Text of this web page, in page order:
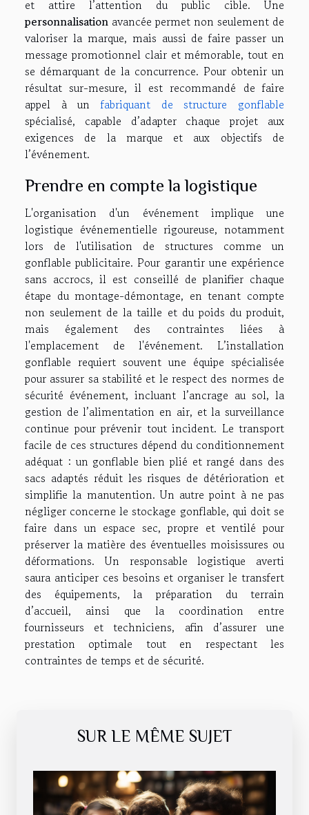
et attire l’attention du public cible. Une
personnalisation avancée permet non seulement de
valoriser la marque, mais aussi de faire passer un
message promotionnel clair et mémorable, tout en
se démarquant de la concurrence. Pour obtenir un
résultat sur-mesure, il est recommandé de faire
appel à unfabriquant de structure gonflable
spécialisé, capable d’adapter chaque projet aux
exigences de la marque et aux objectifs de
l’événement.
Prendre en compte la logistique
L'organisation d'un événement implique une
logistique événementielle rigoureuse, notamment
lors de l'utilisation de structures comme un
gonflable publicitaire. Pour garantir une expérience
sans accrocs, il est conseillé de planifier chaque
étape du montage-démontage, en tenant compte
non seulement de la taille et du poids du produit,
mais également des contraintes liées à
l'emplacement de l'événement. L’installation
gonflable requiert souvent une équipe spécialisée
pour assurer sa stabilité et le respect des normes de
sécurité événement, incluant l’ancrage au sol, la
gestion de l’alimentation en air, et la surveillance
continue pour prévenir tout incident. Le transport
facile de ces structures dépend du conditionnement
adéquat : un gonflable bien plié et rangé dans des
sacs adaptés réduit les risques de détérioration et
simplifie la manutention. Un autre point à ne pas
négliger concerne le stockage gonflable, qui doit se
faire dans un espace sec, propre et ventilé pour
préserver la matière des éventuelles moisissures ou
déformations. Un responsable logistique averti
saura anticiper ces besoins et organiser le transfert
des équipements, la préparation du terrain
d’accueil, ainsi que la coordination entre
fournisseurs et techniciens, afin d’assurer une
prestation optimale tout en respectant les
contraintes de temps et de sécurité.
SUR LE MÊME SUJET